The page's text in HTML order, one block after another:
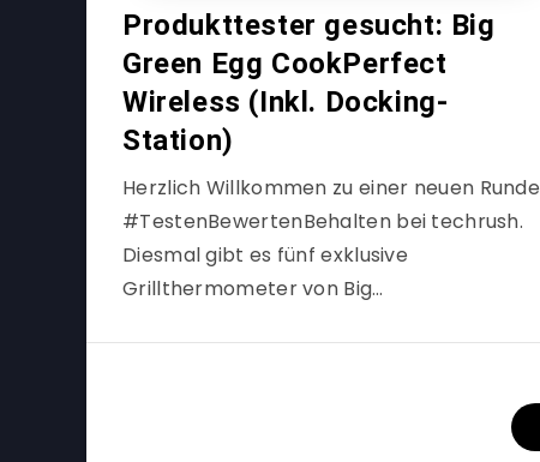
Produkttester gesucht: Big
Green Egg CookPerfect
Wireless (Inkl. Docking-
Station)
Herzlich Willkommen zu einer neuen Runde
#TestenBewertenBehalten bei techrush.
Diesmal gibt es fünf exklusive
Grillthermometer von Big…